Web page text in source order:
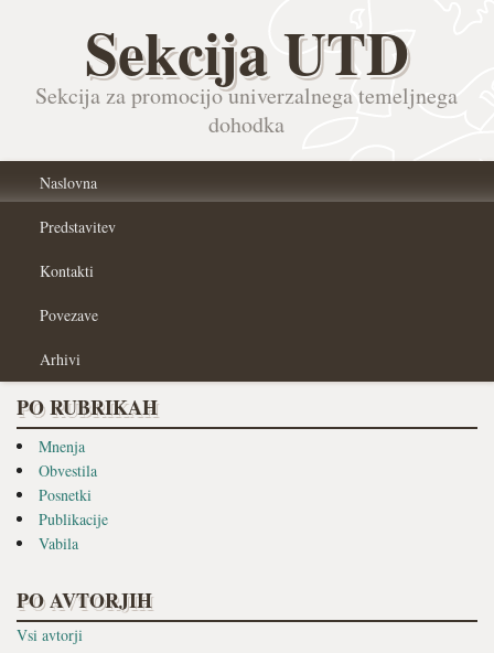
Sekcija UTD
Sekcija za promocijo univerzalnega temeljnega
dohodka
Naslovna
Predstavitev
Kontakti
Povezave
Arhivi
PO RUBRIKAH
Mnenja
Obvestila
Posnetki
Publikacije
Vabila
PO AVTORJIH
Vsi avtorji